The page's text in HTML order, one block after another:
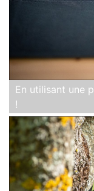
En utilisant une
!